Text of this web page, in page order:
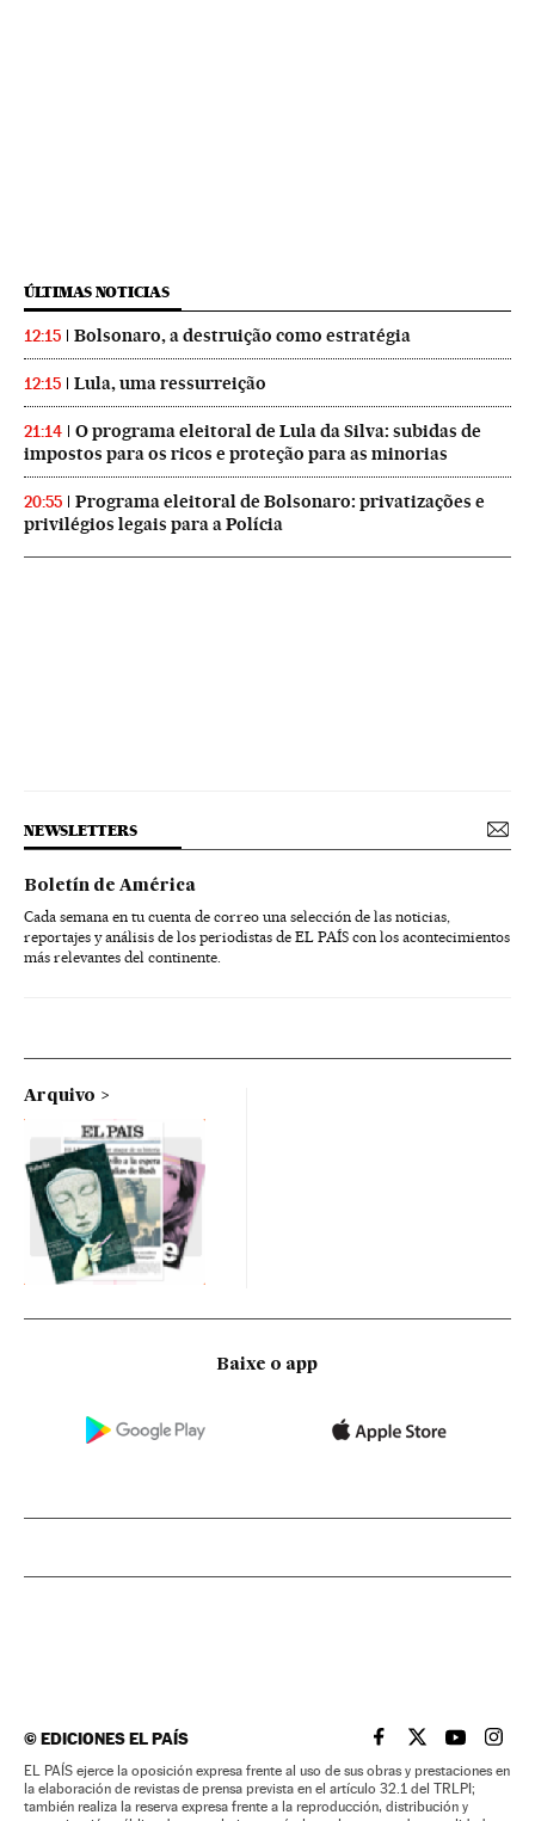
ÚLTIMAS NOTICIAS
12:15 Bolsonaro, a destruição como estratégia
12:15 Lula, uma ressurreição
21:14
O programa eleitoral de Lula da Silva: subidas de
impostos para os ricos e proteção para as minorias
20:55
Programa eleitoral de Bolsonaro: privatizações e
privilégios legais para a Polícia
NEWSLETTERS
Boletín de América
Cada semana en tu cuenta de correo una selección de las noticias,
reportajes y análisis de los periodistas de EL PAÍS con los acontecimientos
más relevantes del continente.
Arquivo
Baixe o app
©EDICIONES EL PAÍS EL PAÍS BRASIL EN
EL PAÍSEL PAÍS
EL
EL PAÍS ejerce la oposición expresa frente al uso de sus obras y prestaciones en
la elaboración de revistas de prensa prevista en el artículo 32.1 del TRLPI;
también realiza la reserva expresa frente a la reproducción, distribución y